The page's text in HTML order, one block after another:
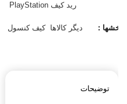
رید کیف PlayStation
بخشها : دیگر کالاها کیف کنسول
توضیحات